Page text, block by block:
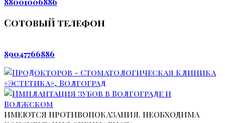
Сотовый телефон
89047766886
ИМЕЮТСЯ ПРОТИВОПОКАЗАНИЯ. НЕОБХОДИМА